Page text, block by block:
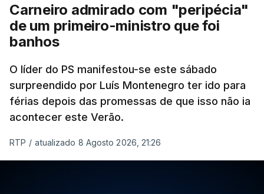
Carneiro admirado com "peripécia"
de um primeiro-ministro que foi
banhos
O líder do PS manifestou-se este sábado
surpreendido por Luís Montenegro ter ido para
férias depois das promessas de que isso não ia
acontecer este Verão.
RTP / atualizado 8 Agosto 2026, 21:26